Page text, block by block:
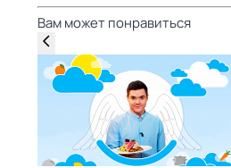
Вам может понравиться